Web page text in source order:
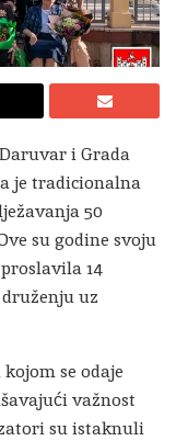
i Grada
je tradicionalna
50
su godine svoju
14
uz
se odaje
važnost
su istaknuli